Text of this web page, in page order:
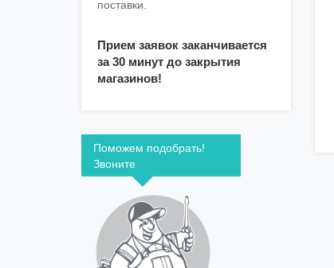
поставки.
Прием заявок заканчивается
за 30 минут до закрытия
магазинов!
Поможем подобрать!
Звоните